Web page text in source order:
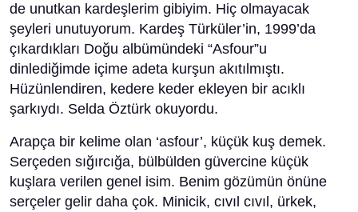
de unutkan kardeşlerim gibiyim. Hiç olmayacak
şeyleri unutuyorum. Kardeş Türküler’in, 1999’da
çıkardıkları Doğu albümündeki “Asfour”u
dinlediğimde içime adeta kurşun akıtılmıştı.
Hüzünlendiren, kedere keder ekleyen bir acıklı
şarkıydı. Selda Öztürk okuyordu.
Arapça bir kelime olan ‘asfour’, küçük kuş demek.
Serçeden sığırcığa, bülbülden güvercine küçük
kuşlara verilen genel isim. Benim gözümün önüne
serçeler gelir daha çok. Minicik, cıvıl cıvıl, ürkek,